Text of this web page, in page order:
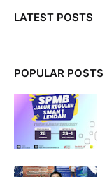
LATEST POSTS
POPULAR POSTS